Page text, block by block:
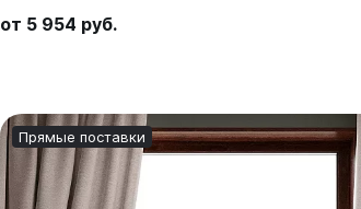
от 5 954 руб.
Прямые поставки